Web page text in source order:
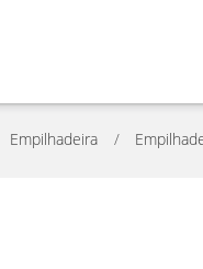
Empilhadeira